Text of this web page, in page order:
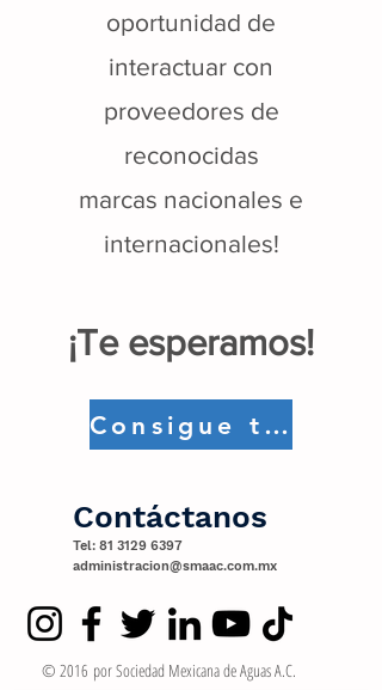
oportunidad de
interactuar con
proveedores de
reconocidas
marcas nacionales e
internacionales!
¡Te esperamos!
Consigue tus Entradas
Contáctanos
Tel: 81 3129 6397
administracion@smaac.com.mx
© 2016 por Sociedad Mexicana de Aguas A.C.